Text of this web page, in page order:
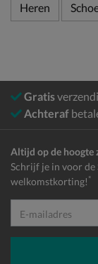
Heren
Gratis
Achteraf
Altijd op de hoogte
Schrijf je in voor de
welkomstkorting! *
E-mailadres